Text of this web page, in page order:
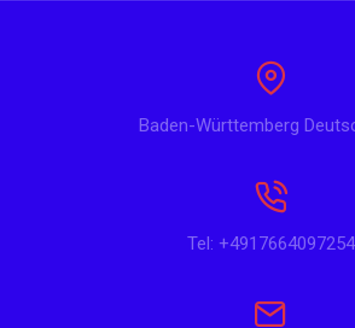
Baden-Württemberg
Tel: +4917664097254